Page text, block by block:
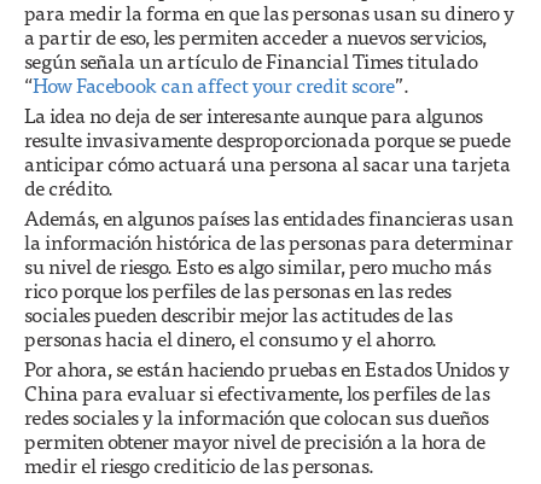
para medir la forma en que las personas usan su dinero y
a partir de eso, les permiten acceder a nuevos servicios,
según señala un artículo de Financial Times titulado
“How Facebook can affect your credit score”.
La idea no deja de ser interesante aunque para algunos
resulte invasivamente desproporcionada porque se puede
anticipar cómo actuará una persona al sacar una tarjeta
de crédito.
Además, en algunos países las entidades financieras usan
la información histórica de las personas para determinar
su nivel de riesgo. Esto es algo similar, pero mucho más
rico porque los perfiles de las personas en las redes
sociales pueden describir mejor las actitudes de las
personas hacia el dinero, el consumo y el ahorro.
Por ahora, se están haciendo pruebas en Estados Unidos y
China para evaluar si efectivamente, los perfiles de las
redes sociales y la información que colocan sus dueños
permiten obtener mayor nivel de precisión a la hora de
medir el riesgo crediticio de las personas.